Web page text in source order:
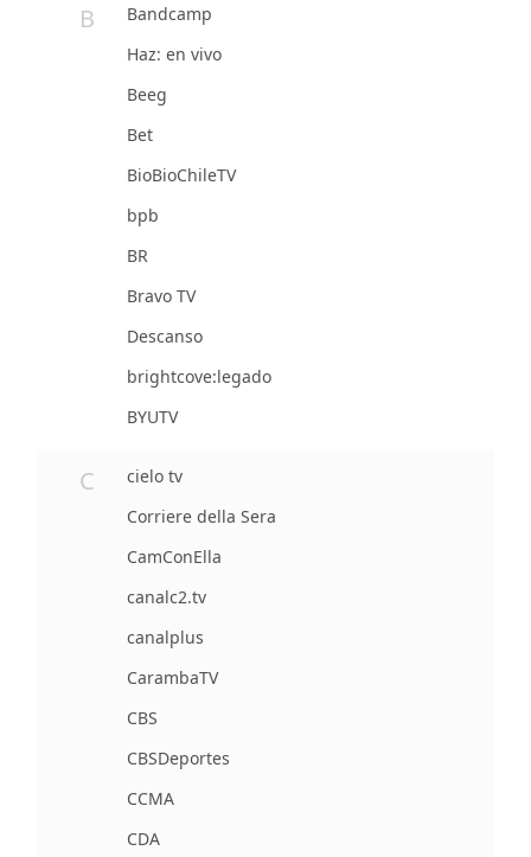
B
Bandcamp
Haz: en vivo
Beeg
Bet
BioBioChileTV
bpb
BR
Bravo TV
Descanso
brightcove:legado
BYUTV
C
cielo tv
Corriere della Sera
CamConElla
canalc2.tv
canalplus
CarambaTV
CBS
CBSDeportes
CCMA
CDA